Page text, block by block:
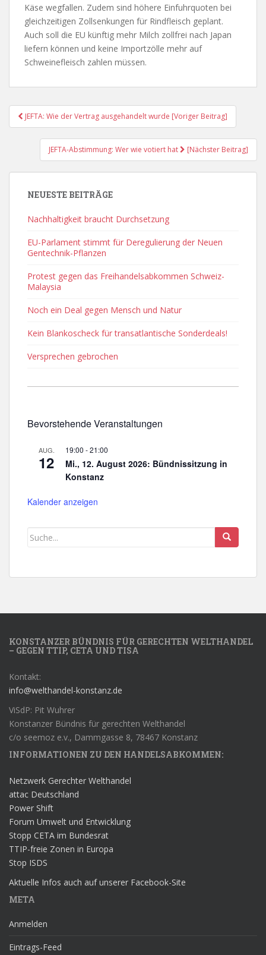
Käse wegfallen. Zudem sind höhere Einfuhrquoten bei
gleichzeitigen Zollsenkungen für Rindfleisch geplant.
Auch soll die EU künftig mehr Milch zollfrei nach Japan
liefern können und keine Importzölle mehr auf
Schweinefleisch zahlen müssen.
Post
Navigation
JEFTA: Wie der Vertrag ausgehandelt wurde [Voriger Beitrag]
JEFTA-Abstimmung: Wer wie votiert hat [Nächster Beitrag]
NEUESTE BEITRÄGE
Nachhaltigkeit braucht Durchsetzung
EU-Parlament stimmt für Deregulierung der Neuen
Gentechnik-Pflanzen
Protest gegen das Freihandelsabkommen Schweiz-
Malaysia
Noch ein Deal gegen Mensch und Natur
Kein Blankoscheck für transatlantische Sonderdeals!
Versprechen gebrochen
Bevorstehende Veranstaltungen
AUG.
12
19:00 -21:00
Mi., 12. August 2026: Bündnissitzung in
Konstanz
Kalender anzeigen
KONSTANZER BÜNDNIS FÜR GERECHTEN WELTHANDEL
– GEGEN TTIP, CETA UND TISA
Kontakt:
info@welthandel-konstanz.de
ViSdP: Pit Wuhrer
Konstanzer Bündnis für gerechten Welthandel
c/o seemoz e.v., Dammgasse 8, 78467 Konstanz
INFORMATIONEN ZU DEN HANDELSABKOMMEN:
Netzwerk Gerechter Welthandel
attac Deutschland
Power Shift
Forum Umwelt und Entwicklung
Stopp CETA im Bundesrat
TTIP-freie Zonen in Europa
Stop ISDS
Aktuelle Infos auch auf unserer Facebook-Site
META
Anmelden
Eintrags-Feed